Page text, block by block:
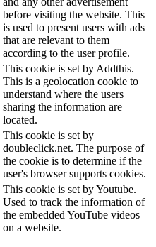
before visiting the website. This
is used to present users with ads
that are relevant to them
according to the user profile.
This cookie is set by Addthis.
This is a geolocation cookie to
understand where the users
sharing the information are
located.
This cookie is set by
doubleclick.net. The purpose of
the cookie is to determine if the
user's browser supports cookies.
This cookie is set by Youtube.
Used to track the information of
the embedded YouTube videos
on a website.